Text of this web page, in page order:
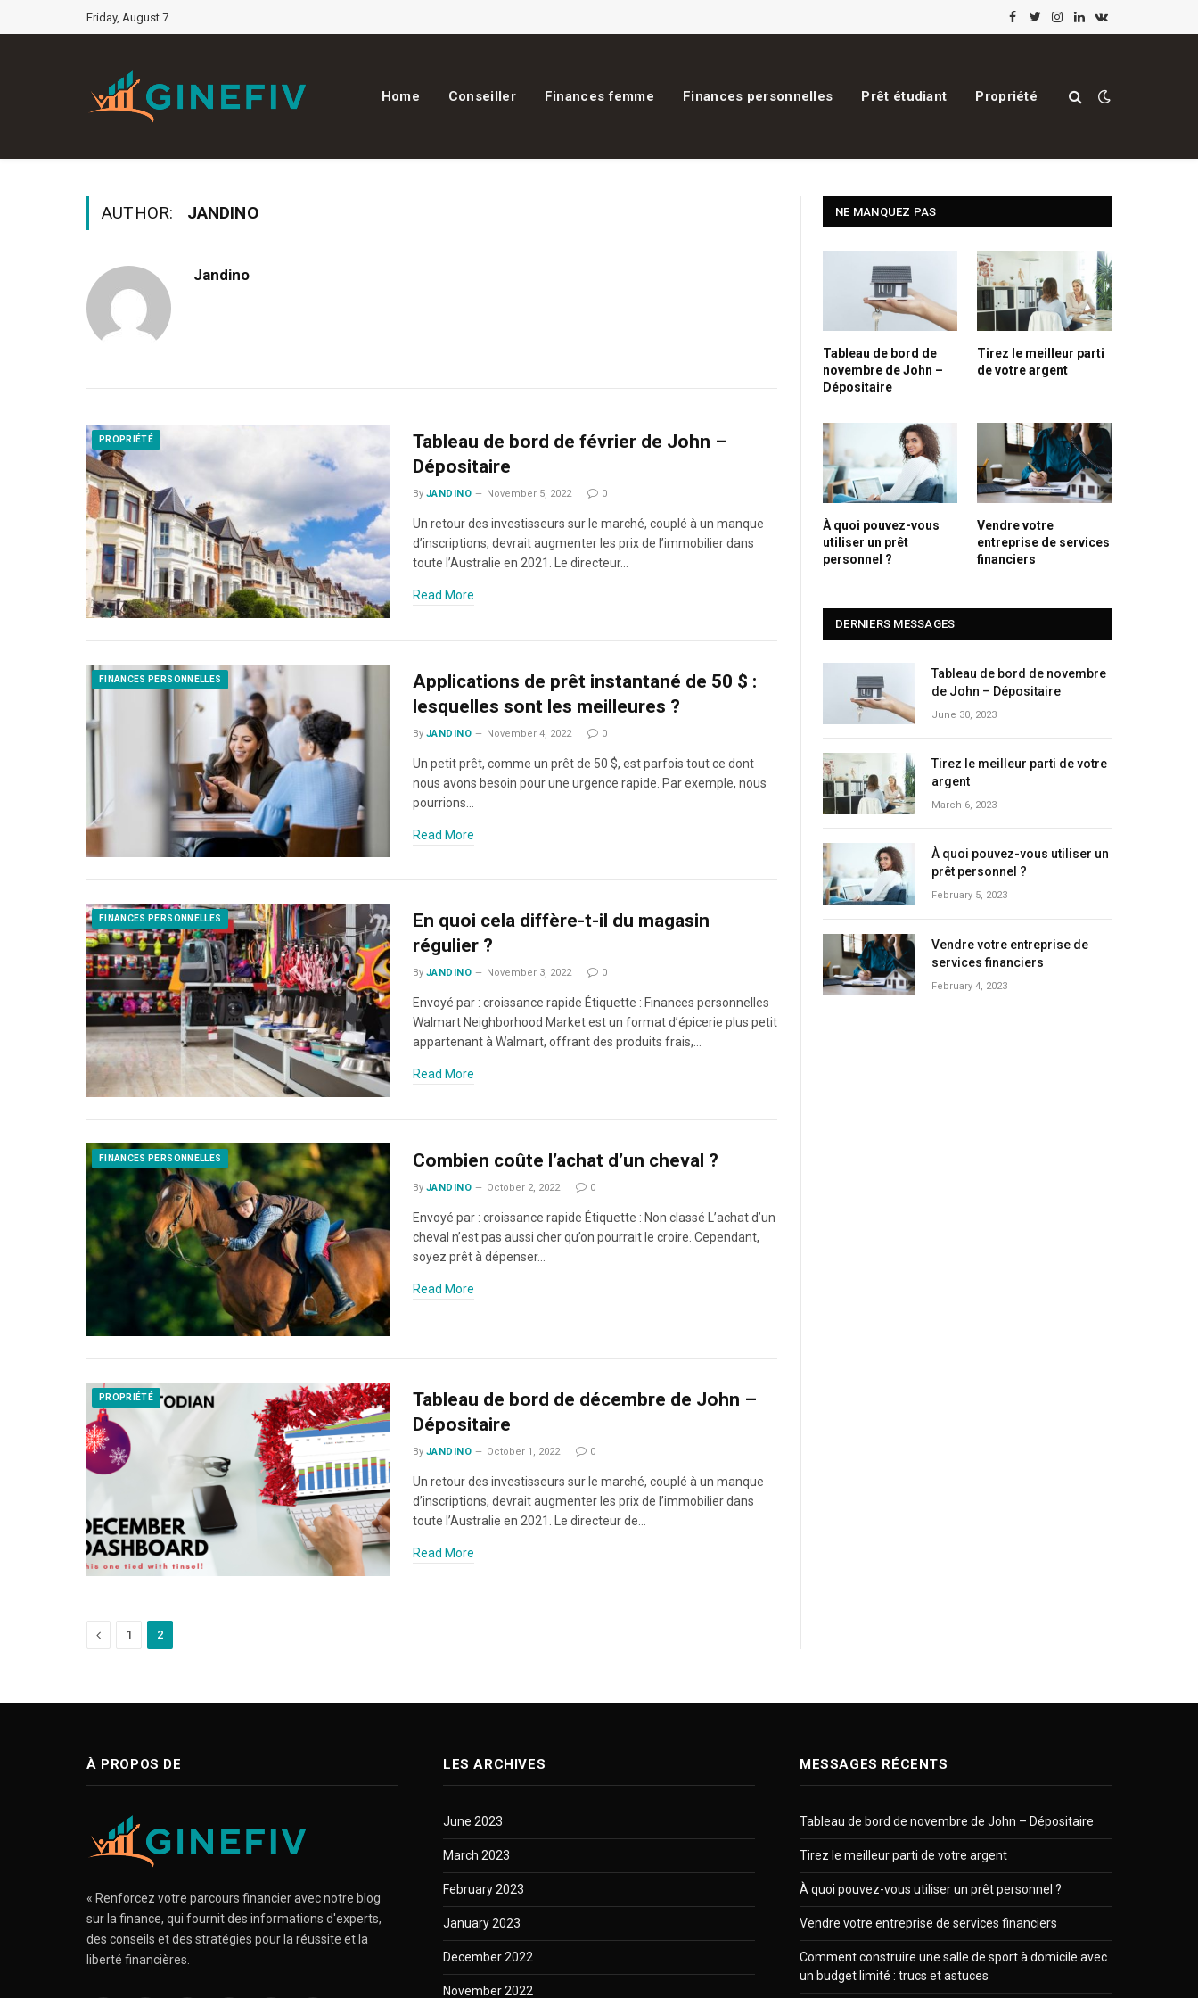
Friday, August 7
Facebook
TwitterInstagram
LinkedInVKontakte
Home Conseiller Finances femme Finances personnelles Prêt étudiant Propriété
AUTHOR: JANDINO
Jandino
PROPRIÉTÉ
Tableau de bord de février de John –
Dépositaire
By JANDINO November 5, 2022 0
Un retour des investisseurs sur le marché, couplé à un manque
d’inscriptions, devrait augmenter les prix de l’immobilier dans
toute l’Australie en 2021. Le directeur…
Read More
FINANCES PERSONNELLES
Applications de prêt instantané de 50 $ :
lesquelles sont les meilleures ?
By JANDINO November 4, 2022 0
Un petit prêt, comme un prêt de 50 $, est parfois tout ce dont
nous avons besoin pour une urgence rapide. Par exemple, nous
pourrions…
Read More
FINANCES PERSONNELLES
En quoi cela diffère-t-il du magasin
régulier ?
By JANDINO November 3, 2022 0
Envoyé par : croissance rapide Étiquette : Finances personnelles
Walmart Neighborhood Market est un format d’épicerie plus petit
appartenant à Walmart, offrant des produits frais,…
Read More
FINANCES PERSONNELLES Combien coûte l’achat d’un cheval ?
By JANDINO October 2, 2022 0
Envoyé par : croissance rapide Étiquette : Non classé L’achat d’un
cheval n’est pas aussi cher qu’on pourrait le croire. Cependant,
soyez prêt à dépenser…
Read More
PROPRIÉTÉ
Tableau de bord de décembre de John –
Dépositaire
By JANDINO October 1, 2022 0
Un retour des investisseurs sur le marché, couplé à un manque
d’inscriptions, devrait augmenter les prix de l’immobilier dans
toute l’Australie en 2021. Le directeur de…
Read More
Previous
1 2
NE MANQUEZ PAS
Tableau de bord de
novembre de John –
Dépositaire
Tirez le meilleur parti
de votre argent
À quoi pouvez-vous
utiliser un prêt
personnel ?
Vendre votre
entreprise de services
financiers
DERNIERS MESSAGES
Tableau de bord de novembre
de John – Dépositaire
June 30, 2023
Tirez le meilleur parti de votre
argent
March 6, 2023
À quoi pouvez-vous utiliser un
prêt personnel ?
February 5, 2023
Vendre votre entreprise de
services financiers
February 4, 2023
À PROPOS DE
« Renforcez votre parcours financier avec notre blog
sur la finance, qui fournit des informations d'experts,
des conseils et des stratégies pour la réussite et la
liberté financières.
LES ARCHIVES
June 2023
March 2023
February 2023
January 2023
December 2022
November 2022
MESSAGES RÉCENTS
Tableau de bord de novembre de John – Dépositaire
Tirez le meilleur parti de votre argent
À quoi pouvez-vous utiliser un prêt personnel ?
Vendre votre entreprise de services financiers
Comment construire une salle de sport à domicile avec
un budget limité : trucs et astuces